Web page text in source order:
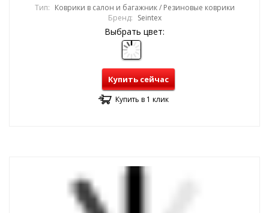
Тип: Коврики в салон и багажник / Резиновые коврики
Бренд: Seintex
Выбрать цвет:
Купить сейчас
Купить в 1 клик